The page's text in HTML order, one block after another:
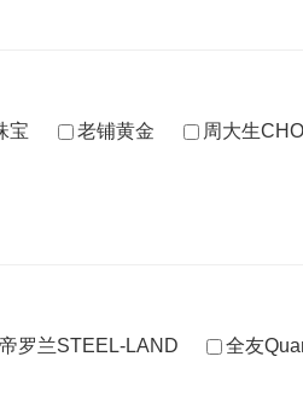
宝 老铺黄金
周大生
罗兰STEEL-LAND 全友